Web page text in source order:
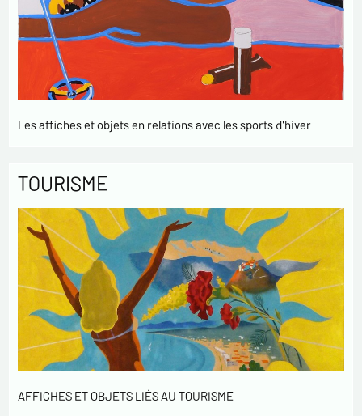
Les affiches et objets en relations avec les sports d'hiver
TOURISME
AFFICHES ET OBJETS LIÉS AU TOURISME